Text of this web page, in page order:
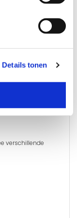
Details tonen
EN1300
verschillende